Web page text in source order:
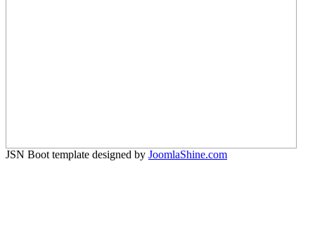
JSN Boot template designed by JoomlaShine.com